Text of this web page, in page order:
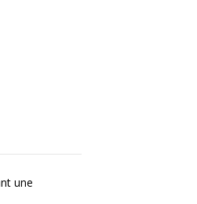
une